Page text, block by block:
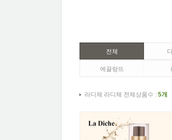
전체
에끌랑뜨
라디체 라디체 전체상품수 : 5개